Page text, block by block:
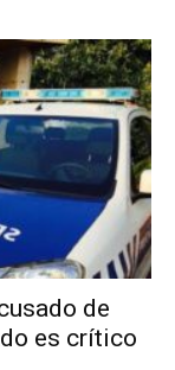
de
es crítico